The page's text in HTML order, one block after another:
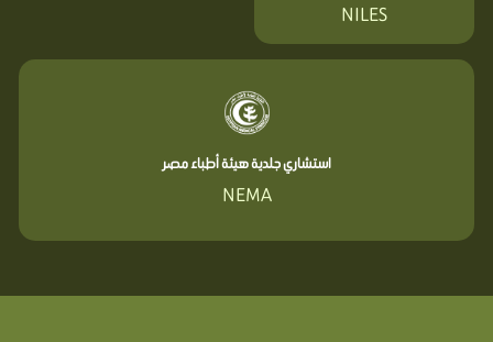
NILES
استشاري جلدية هيئة أطباء مصر
NEMA